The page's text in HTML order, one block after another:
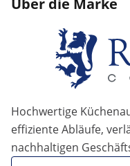
Über die Marke
Hochwertige
effiziente Abläufe,
nachhaltigen